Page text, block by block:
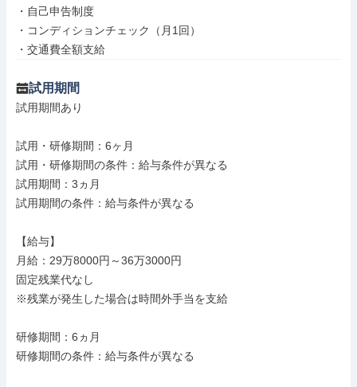
・自己申告制度
・コンディションチェック（月1回）
・交通費全額支給
試用期間
試用期間あり
試用・研修期間：6ヶ月
試用・研修期間の条件：給与条件が異なる
試用期間：3ヵ月
試用期間の条件：給与条件が異なる
【給与】
月給：29万8000円～36万3000円
固定残業代なし
※残業が発生した場合は時間外手当を支給
研修期間：6ヵ月
研修期間の条件：給与条件が異なる